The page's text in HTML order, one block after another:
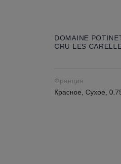
DOMAINE
CRU LES
Франция
Красное, Сухое,